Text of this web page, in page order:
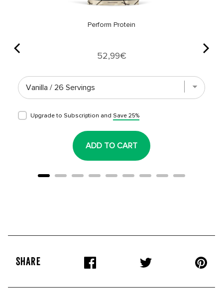
Perform Protein
Price
52,99€
Upgrade to Subscription and Save 25%
ADD TO CART
SHARE